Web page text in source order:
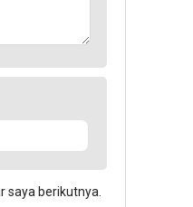
saya berikutnya.